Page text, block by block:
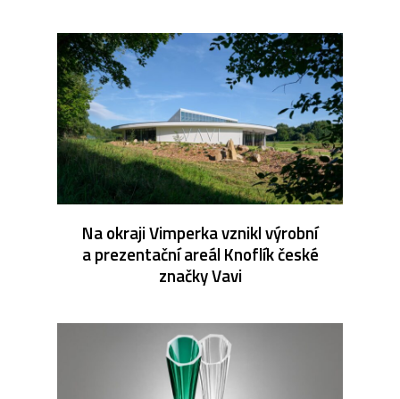
Na okraji Vimperka vznikl výrobní
a prezentační areál Knoflík české
značky Vavi